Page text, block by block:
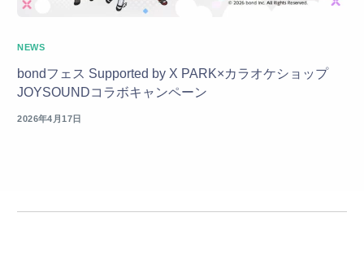
NEWS
bondフェス Supported by X PARK×カラオケショップ
JOYSOUNDコラボキャンペーン
2026年4月17日